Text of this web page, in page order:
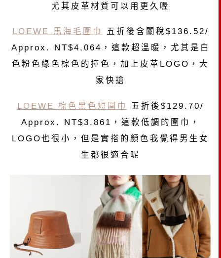
尤其皮革材質可以用更久喔
LOEWE 馬海毛圍巾
五折後含關稅$136.52/
Approx. NT$4,064，這款超溫暖，尤其是白
色粉色綠色棕色的撞色，加上皮革LOGO，大
家快搶
LOEWE 棕色黑色短圍巾
五折後$129.70/
Approx. NT$3,861，這款低調的圍巾，
LOGO也很小，但是實搭的顏色我覺得男生女
生都很適合呢